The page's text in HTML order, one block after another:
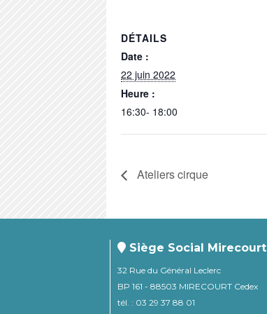
DÉTAILS
Date :
22 juin 2022
Heure :
16:30- 18:00
Ateliers cirque
Siège Social Mirecourt
32 Rue du Général Leclerc
BP 161 - 88503 MIRECOURT Cedex
tél. : 03 29 37 88 01